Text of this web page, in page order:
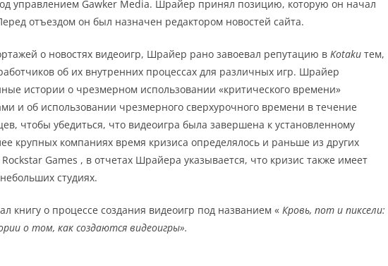
управлением Gawker Media. Шрайер принял позицию, которую он начал
отъездом он был назначен редактором новостей сайта.
о новостях видеоигр, Шрайер рано завоевал репутацию в Kotaku тем,
об их внутренних процессах для различных игр. Шрайер
истории о чрезмерном использовании «критического времени»
и об использовании чрезмерного сверхурочного времени в течение
чтобы убедиться, что видеоигра была завершена к установленному
крупных компаниях время кризиса определялось и раньше из других
Rockstar Games , в отчетах Шрайера указывается, что кризис также имеет
студиях.
книгу о процессе создания видеоигр под названием « Кровь, пот и пиксели:
о том, как создаются видеоигры».